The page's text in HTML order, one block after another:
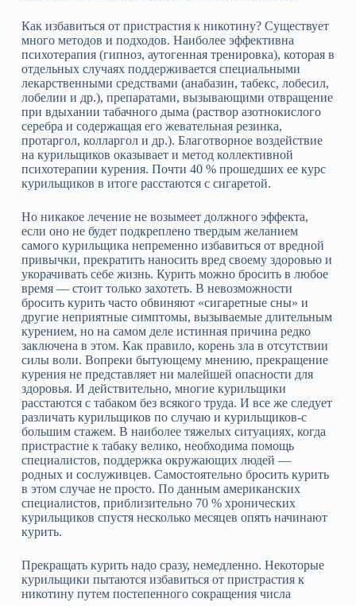
Как избавиться от пристрастия к никотину? Существует
много методов и подходов. Наиболее эффективна
психотерапия (гипноз, аутогенная тренировка), которая в
отдельных случаях поддерживается специальными
лекарственными средствами (анабазин, табекс, лобесил,
лобелии и др.), препаратами, вызывающими отвращение
при вдыхании табачного дыма (раствор азотнокислого
серебра и содержащая его жевательная резинка,
протаргол, колларгол и др.). Благотворное воздействие
на курильщиков оказывает и метод коллективной
психотерапии курения. Почти 40 % прошедших ее курс
курильщиков в итоге расстаются с сигаретой.
Но никакое лечение не возымеет должного эффекта,
если оно не будет подкреплено твердым желанием
самого курильщика непременно избавиться от вредной
привычки, прекратить наносить вред своему здоровью и
укорачивать себе жизнь. Курить можно бросить в любое
время — стоит только захотеть. В невозможности
бросить курить часто обвиняют «сигаретные сны» и
другие неприятные симптомы, вызываемые длительным
курением, но на самом деле истинная причина редко
заключена в этом. Как правило, корень зла в отсутствии
силы воли. Вопреки бытующему мнению, прекращение
курения не представляет ни малейшей опасности для
здоровья. И действительно, многие курильщики
расстаются с табаком без всякого труда. И все же следует
различать курильщиков по случаю и курильщиков‑с
большим стажем. В наиболее тяжелых ситуациях, когда
пристрастие к табаку велико, необходима помощь
специалистов, поддержка окружающих людей —
родных и сослуживцев. Самостоятельно бросить курить
в этом случае не просто. По данным американских
специалистов, приблизительно 70 % хронических
курильщиков спустя несколько месяцев опять начинают
курить.
Прекращать курить надо сразу, немедленно. Некоторые
курильщики пытаются избавиться от пристрастия к
никотину путем постепенного сокращения числа